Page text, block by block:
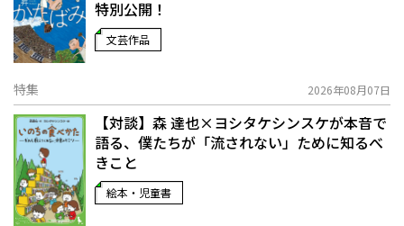
特別公開！
文芸作品
特集 2026年08月07日
【対談】森 達也×ヨシタケシンスケが本音で
語る、僕たちが「流されない」ために知るべ
きこと
絵本・児童書